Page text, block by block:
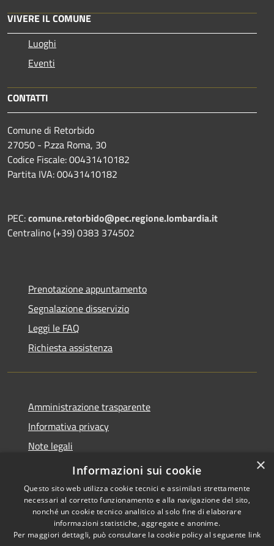
VIVERE IL COMUNE
Luoghi
Eventi
CONTATTI
Comune di Retorbido
27050 - P.zza Roma, 30
Codice Fiscale: 00431410182
Partita IVA: 00431410182
PEC:comune.retorbido@pec.regione.lombardia.it
Centralino (+39) 0383 374502
Prenotazione appuntamento
Segnalazione disservizio
Leggi le FAQ
Richiesta assistenza
Amministrazione trasparente
Informativa privacy
Note legali
Dichiarazione di accessibilità
Accessibilità
Copyright © 2026 • Comune di
Retorbido • Powered by
×
Informazioni sui cookie
Questo sito web utilizza cookie tecnici e assimilati strettamente
necessari al corretto funzionamento e alla navigazione del sito,
nonché un cookie tecnico analitico al solo fine di elaborare
informazioni statistiche, aggregate e anonime.
Per maggiori dettagli, può consultare la cookie policy al seguente link